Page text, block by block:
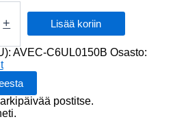
+ Lisää koriin
AVEC-C6UL0150B Osasto:
postitse.